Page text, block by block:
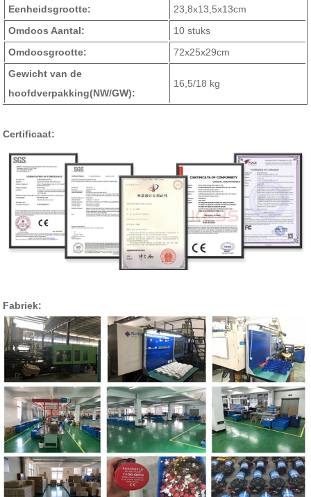
Eenheidsgrootte:
23,8x13,5x13cm
Omdoos Aantal:
10 stuks
Omdoosgrootte:
72x25x29cm
Gewicht van de
hoofdverpakking(NW/GW):
16,5/18 kg
Certificaat:
Fabriek: